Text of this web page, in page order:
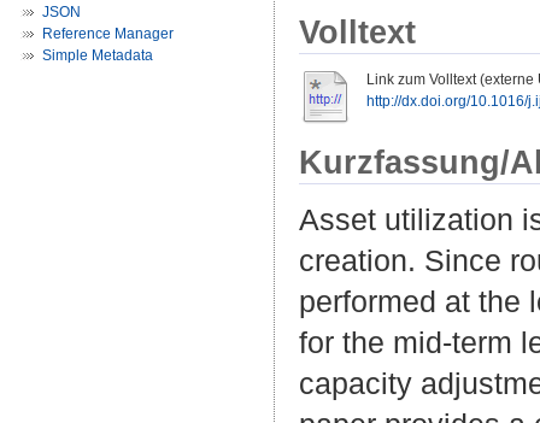
JSON
Reference Manager
Simple Metadata
Volltext
Link zum Volltext (externe
http://dx.doi.org/10.1016/
Kurzfassung/
Asset utilization
creation. Since
performed at the
for the mid-term
capacity